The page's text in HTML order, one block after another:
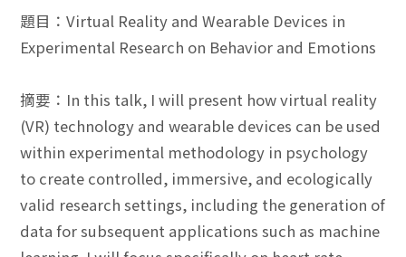
題目：Virtual Reality and Wearable Devices in
Experimental Research on Behavior and Emotions
摘要：In this talk, I will present how virtual reality
(VR) technology and wearable devices can be used
within experimental methodology in psychology
to create controlled, immersive, and ecologically
valid research settings, including the generation of
data for subsequent applications such as machine